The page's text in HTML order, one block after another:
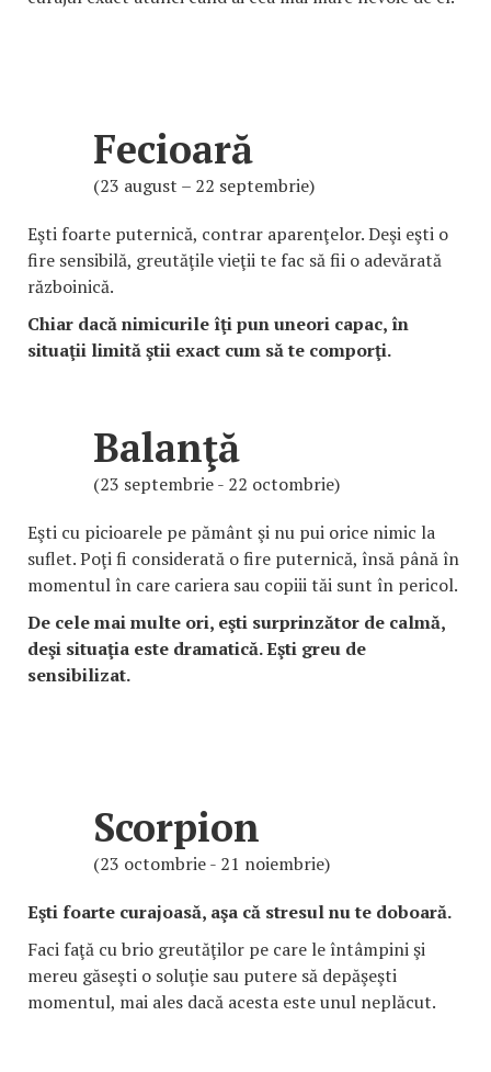
Fecioară
(23 august – 22 septembrie)
Eşti foarte puternică, contrar aparenţelor. Deşi eşti o
fire sensibilă, greutăţile vieţii te fac să fii o adevărată
războinică.
Chiar dacă nimicurile îţi pun uneori capac, în
situaţii limită ştii exact cum să te comporţi.
Balanţă
(23 septembrie - 22 octombrie)
Eşti cu picioarele pe pământ şi nu pui orice nimic la
suflet. Poţi fi considerată o fire puternică, însă până în
momentul în care cariera sau copiii tăi sunt în pericol.
De cele mai multe ori, eşti surprinzător de calmă,
deşi situaţia este dramatică. Eşti greu de
sensibilizat.
Scorpion
(23 octombrie - 21 noiembrie)
Eşti foarte curajoasă, aşa că stresul nu te doboară.
Faci faţă cu brio greutăţilor pe care le întâmpini şi
mereu găseşti o soluţie sau putere să depăşeşti
momentul, mai ales dacă acesta este unul neplăcut.